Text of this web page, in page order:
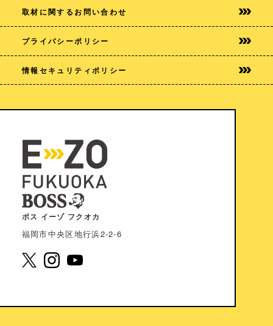
ボス イーゾ フクオカ
福岡市中央区地⾏浜2-2-6
取材に関するお問い合わせ
プライバシーポリシー
情報セキュリティポリシー